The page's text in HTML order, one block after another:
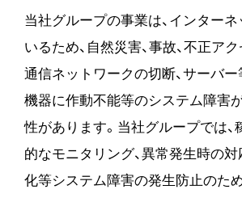
当社グループの事業は、インター
いるため、自然災害、事故、不正ア
通信ネットワークの切断、サーバ
機器に作動不能等のシステム障害
性があります。当社グループでは、
的なモニタリング、異常発生時の
化等システム障害の発生防止のた